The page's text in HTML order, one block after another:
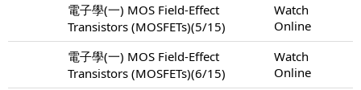
電子學(一) MOS Field-Effect
Transistors (MOSFETs)(5/15)
Watch
Online
電子學(一) MOS Field-Effect
Transistors (MOSFETs)(6/15)
Watch
Online